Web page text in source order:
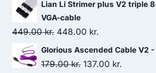
230.00 kr..
Lian Li Strimer plus V2 triple
VGA-cable
449.00kr. Original
price
was:
448.00 kr.
price
is:
Glorious Ascended Cable V2
179.00kr. Original
137.00 kr.